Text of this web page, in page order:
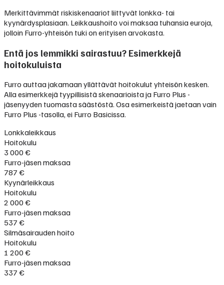
Merkittävimmät riskiskenaariot liittyvät lonkka- tai
kyynärdysplasiaan. Leikkaushoito voi maksaa tuhansia euroja,
jolloin Furro-yhteisön tuki on erityisen arvokasta.
Entä jos lemmikki sairastuu? Esimerkkejä
hoitokuluista
Furro auttaa jakamaan yllättävät hoitokulut yhteisön kesken.
Alla esimerkkejä tyypillisistä skenaarioista ja Furro Plus -
jäsenyyden tuomasta säästöstä. Osa esimerkeistä jaetaan vain
Furro Plus -tasolla, ei Furro Basicissa.
Lonkkaleikkaus
Hoitokulu
3 000 €
Furro-jäsen maksaa
787 €
Kyynärleikkaus
Hoitokulu
2 000 €
Furro-jäsen maksaa
537 €
Silmäsairauden hoito
Hoitokulu
1 200 €
Furro-jäsen maksaa
337 €